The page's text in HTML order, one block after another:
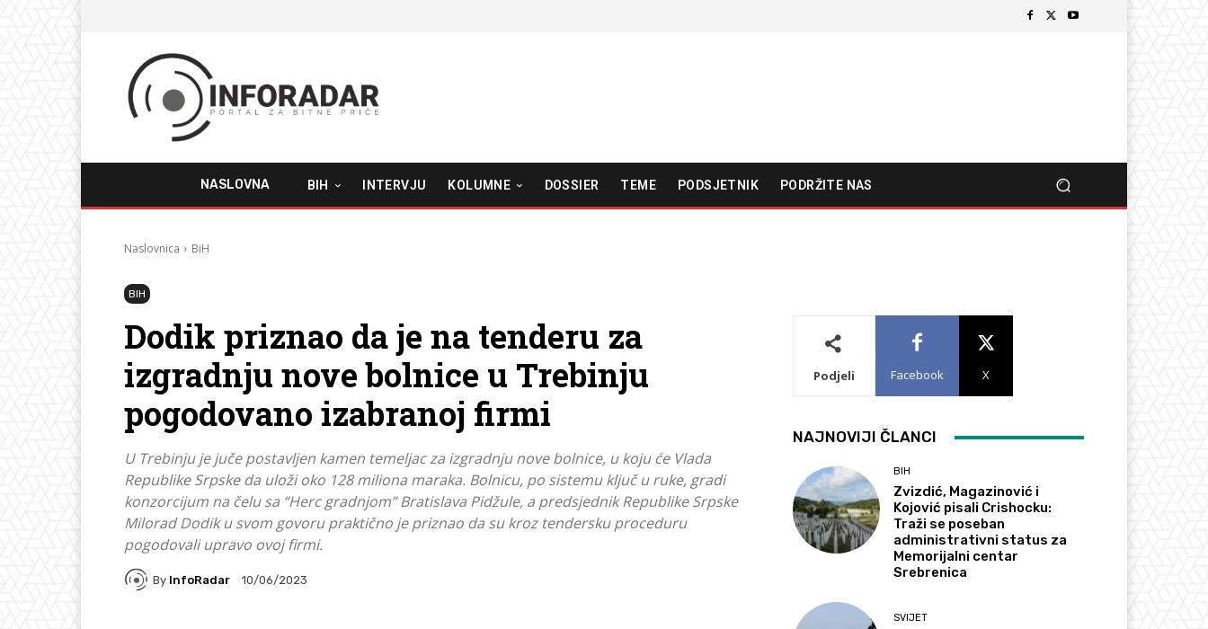
NASLOVNA BIH INTERVJU KOLUMNE DOSSIER TEME PODSJETNIK PODRŽITE NAS
Naslovnica BiH
BIH
Dodik priznao da je na tenderu za
izgradnju nove bolnice u Trebinju
pogodovano izabranoj firmi
U Trebinju je juče postavljen kamen temeljac za izgradnju nove bolnice, u koju će Vlada
Republike Srpske da uloži oko 128 miliona maraka. Bolnicu, po sistemu ključ u ruke, gradi
konzorcijum na čelu sa “Herc gradnjom” Bratislava Pidžule, a predsjednik Republike Srpske
Milorad Dodik u svom govoru praktično je priznao da su kroz tendersku proceduru
pogodovali upravo ovoj firmi.
By InfoRadar 10/06/2023
Podjeli Facebook X
NAJNOVIJI ČLANCI
BIH
Zvizdić, Magazinović i
Kojović pisali Crishocku:
Traži se poseban
administrativni status za
Memorijalni centar
Srebrenica
SVIJET